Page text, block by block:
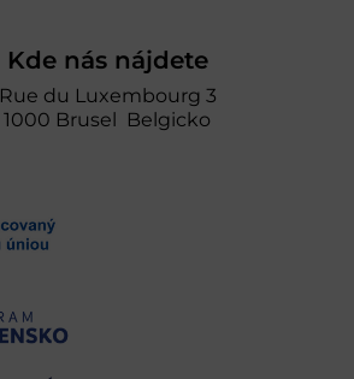
Kde nás nájdete
Rue du Luxembourg 3
1000 Brusel Belgicko